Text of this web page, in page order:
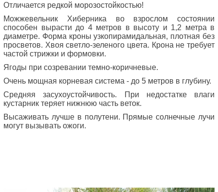
Отличается редкой морозостойкостью!
Можжевельник Хиберника во взрослом состоянии
способен вырасти до 4 метров в высоту и 1,2 метра в
диаметре. Форма кроны узкопирамидальная, плотная без
просветов. Хвоя светло-зеленого цвета. Крона не требует
частой стрижки и формовки.
Ягоды при созревании темно-коричневые.
Очень мощная корневая система - до 5 метров в глубину.
Средняя засухоустойчивость. При недостатке влаги
кустарник теряет нижнюю часть веток.
Высаживать лучше в полутени. Прямые солнечные лучи
могут вызывать ожоги.